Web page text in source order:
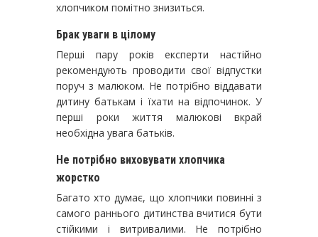
хлопчиком помітно знизиться.
Брак уваги в цілому
Перші пару років експерти настійно
рекомендують проводити свої відпустки
поруч з малюком. Не потрібно віддавати
дитину батькам і їхати на відпочинок. У
перші роки життя малюкові вкрай
необхідна увага батьків.
Не потрібно виховувати хлопчика
жорстко
Багато хто думає, що хлопчики повинні з
самого раннього дитинства вчитися бути
стійкими і витривалими. Не потрібно